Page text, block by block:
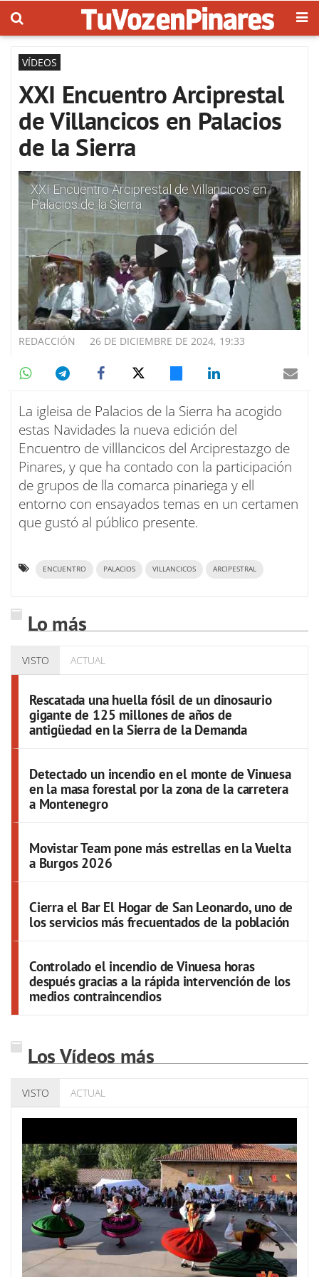
VÍDEOS
XXI Encuentro Arciprestal
de Villancicos en Palacios
de la Sierra
XXI Encuentro Arciprestal de Villancicos en
Palacios de la Sierra
26 DE DICIEMBRE DE 2024, 19:33
REDACCIÓN
La igleisa de Palacios de la Sierra ha acogido
estas Navidades la nueva edición del
Encuentro de villlancicos del Arciprestazgo de
Pinares, y que ha contado con la participación
de grupos de lla comarca pinariega y ell
entorno con ensayados temas en un certamen
que gustó al público presente.
ENCUENTRO PALACIOS VILLANCICOS ARCIPESTRAL
Lo más
VISTO ACTUAL
Rescatada una huella fósil de un dinosaurio
gigante de 125 millones de años de
antigüedad en la Sierra de la Demanda
Detectado un incendio en el monte de Vinuesa
en la masa forestal por la zona de la carretera
a Montenegro
Movistar Team pone más estrellas en la Vuelta
a Burgos 2026
Cierra el Bar El Hogar de San Leonardo, uno de
los servicios más frecuentados de la población
Controlado el incendio de Vinuesa horas
después gracias a la rápida intervención de los
medios contraincendios
Los Vídeos más
VISTO ACTUAL